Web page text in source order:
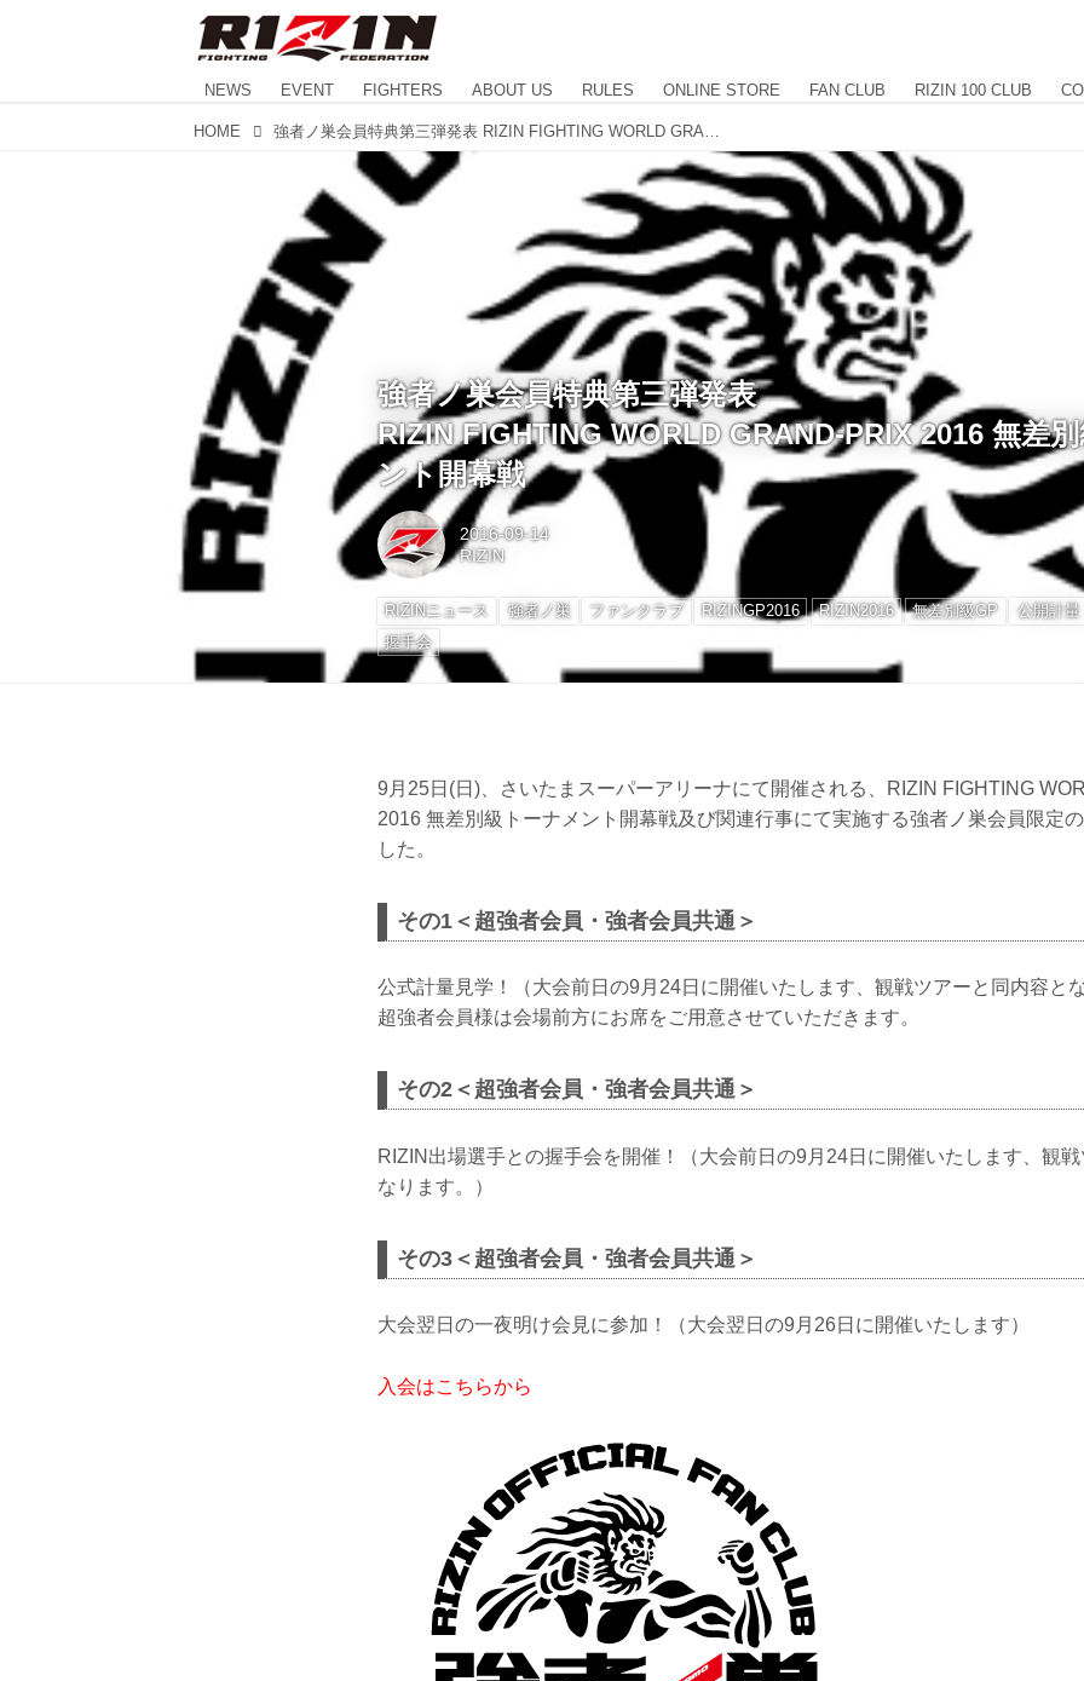
NEWS EVENT FIGHTERS ABOUT US RULES ONLINE STORE FAN CLUB RIZIN 100 CLUB
HOME
強者ノ巣会員特典第三弾発表
RIZIN FIGHTING WORLD GRAND-PRIX 2016 無差
ント開幕戦
2016-09-14
RIZIN
RIZINニュース 強者ノ巣 ファンクラブ RIZINGP2016 RIZIN2016 無差別級GP 公開計量
握手会
9月25日(日)、さいたまスーパーアリーナにて開催される、RIZIN FIGHTING
2016 無差別級トーナメント開幕戦及び関連行事にて実施する強者ノ巣会員限定
した。
その1＜超強者会員・強者会員共通＞
公式計量見学！（大会前日の9月24日に開催いたします、観戦ツアーと同内容とな
超強者会員様は会場前方にお席をご用意させていただきます。
その2＜超強者会員・強者会員共通＞
RIZIN出場選手との握手会を開催！（大会前日の9月24日に開催いたします、観
なります。）
その3＜超強者会員・強者会員共通＞
大会翌日の一夜明け会見に参加！（大会翌日の9月26日に開催いたします）
入会はこちらから